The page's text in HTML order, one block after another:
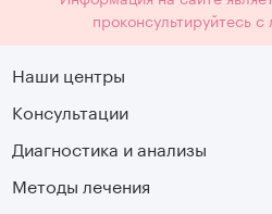
проконсультируйтесь
Наши центры
Петроградская
Лаборатория движения
Московская
Консультации
Диагностика и анализы
МРТ
Методы лечения